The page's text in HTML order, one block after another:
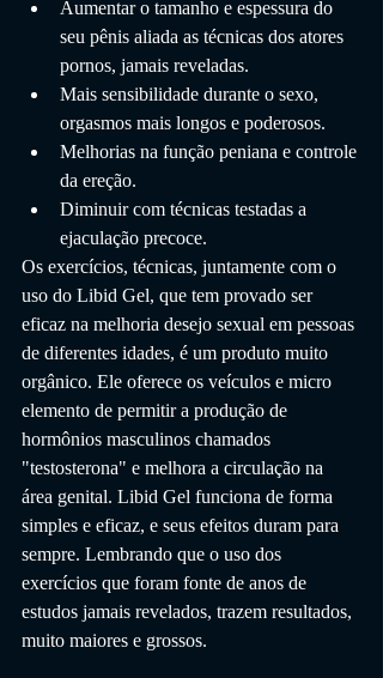
Aumentar o tamanho e espessura do
seu pênis aliada as técnicas dos atores
pornos, jamais reveladas.
Mais sensibilidade durante o sexo,
orgasmos mais longos e poderosos.
Melhorias na função peniana e controle
da ereção.
Diminuir com técnicas testadas a
ejaculação precoce.
Os exercícios, técnicas, juntamente com o
uso do Libid Gel, que tem provado ser
eficaz na melhoria desejo sexual em pessoas
de diferentes idades, é um produto muito
orgânico. Ele oferece os veículos e micro
elemento de permitir a produção de
hormônios masculinos chamados
"testosterona" e melhora a circulação na
área genital. Libid Gel funciona de forma
simples e eficaz, e seus efeitos duram para
sempre. Lembrando que o uso dos
exercícios que foram fonte de anos de
estudos jamais revelados, trazem resultados,
muito maiores e grossos.